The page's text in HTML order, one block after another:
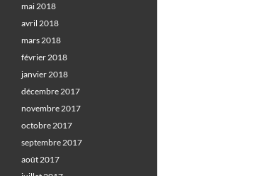
mai 2018
avril 2018
mars 2018
février 2018
janvier 2018
décembre 2017
novembre 2017
octobre 2017
septembre 2017
août 2017